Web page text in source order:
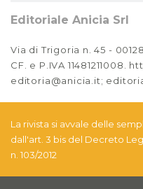
Editoriale Anicia Srl
Via di Trigoria n. 45 -
CF. e P.IVA 11481211008.
editoria@anicia.it;
La rivista si avvale delle
dall'art. 3 bis del Decreto
n. 103/2012